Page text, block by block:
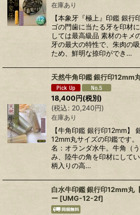
在庫あり
【本象牙『極上』印鑑 銀行
ゴの門歯に当たる牙を印材
しては最高級品 素材のキメ
牙の最大の特性で、朱肉の
ため、鮮明な捺印ができ…
天然牛角印鑑 銀行印12mm
18,400円(税別)
(税込: 20,240円)
在庫あり
【牛角印鑑 銀行印12mm】
12mm丸サイズの印鑑です
名：オランダ水牛。牛角（
み、陸牛の角を印材にして
柄入りの高…
白水牛印鑑 銀行印12mm丸
ー [UMG-12-2f]